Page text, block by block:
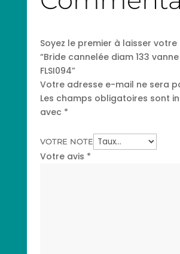
Soyez le premier à laisser votre
“Bride cannelée diam 133
FLSI094”
Votre adresse e-mail ne sera
Les champs obligatoires sont
avec *
VOTRE NOTE
Votre avis *